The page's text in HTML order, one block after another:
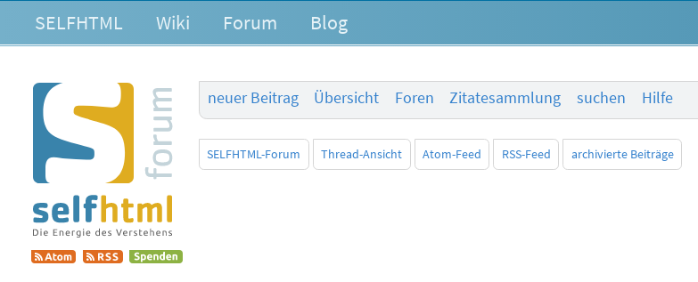
SELFHTML Wiki Forum Blog
neuer Beitrag
Übersicht Foren Zitatesammlung suchen Hilfe
SELFHTML-Forum Thread-Ansicht Atom-Feed RSS-Feed archivierte Beiträge